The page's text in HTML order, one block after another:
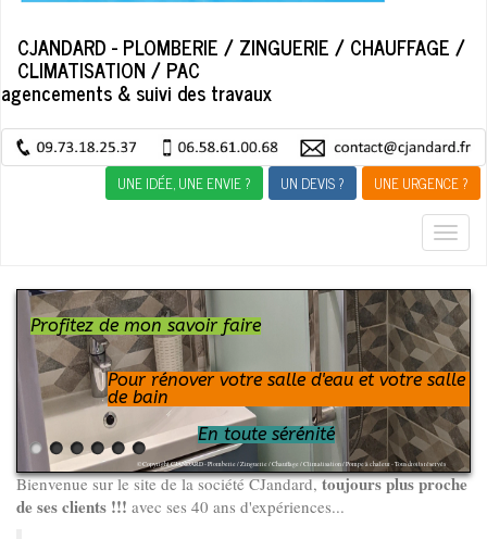
CJANDARD - PLOMBERIE / ZINGUERIE / CHAUFFAGE /
CLIMATISATION / PAC
agencements & suivi des travaux
UNE IDÉE, UNE ENVIE ? UN DEVIS ? UNE URGENCE ?
Profitez de mon savoir faire
Pour rénover votre salle d'eau et votre salle
de bain
En toute sérénité
Bienvenue sur le site de la société CJandard,toujours plus proche
de ses clients !!! avec ses 40 ans d'expériences...